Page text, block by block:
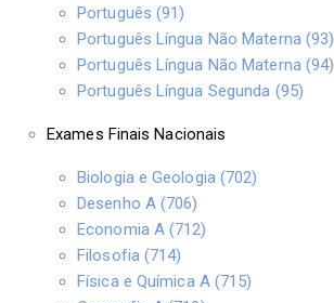
Português (91)
Português Língua Não Materna (93)
Português Língua Não Materna (94)
Português Língua Segunda (95)
Exames Finais Nacionais
Biologia e Geologia (702)
Desenho A (706)
Economia A (712)
Filosofia (714)
Física e Química A (715)